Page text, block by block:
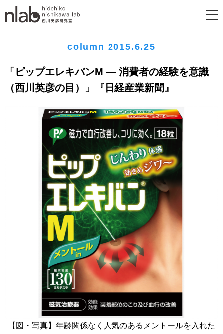
column 2015.6.25
「ピップエレキバンM ― 消費者の経験を意識
（西川英彦の目）」『日経産業新聞』
【図・写真】年齢関係なく人気のあるメントールを入れた